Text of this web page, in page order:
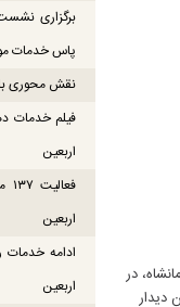
در
دیدار
برگزاری
پاس خدمات
نقش محوری
فیلم خدمات
اربعین
اربعین
ادامه
اربعین